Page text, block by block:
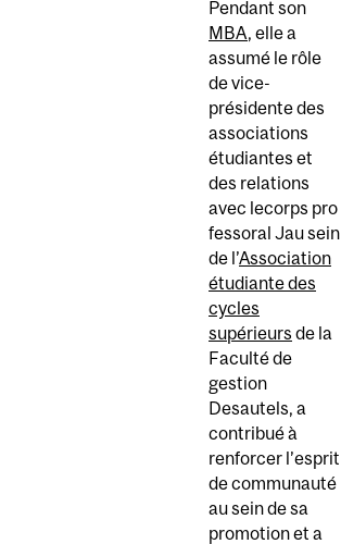
Pendant son
MBA, elle a
assumé le rôle
de vice-
présidente des
associations
étudiantes et
des relations
avec lecorps pro
fessoral Jau sein
de l’Association
étudiante des
cycles
supérieurs de la
Faculté de
gestion
Desautels, a
contribué à
renforcer l’esprit
de communauté
au sein de sa
promotion et a